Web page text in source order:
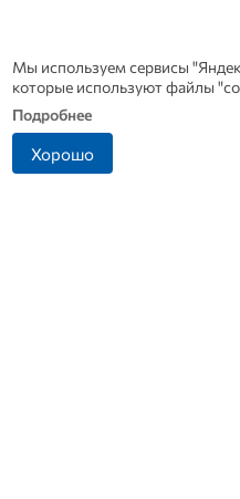
Мы используем сервисы
которые используют файлы
Подробнее
Хорошо